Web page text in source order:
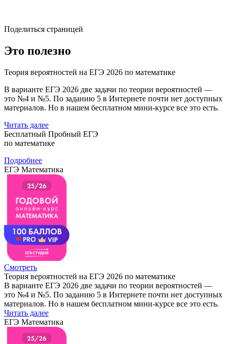
Поделиться страницей
Это полезно
Теория вероятностей на ЕГЭ 2026 по математике
В варианте ЕГЭ 2026 две задачи по теории вероятностей —
это №4 и №5. По заданию 5 в Интернете почти нет доступных
материалов. Но в нашем бесплатном мини-курсе все это есть.
Читать далее
Бесплатный Пробный ЕГЭ
по математике
Подробнее
ЕГЭ Математика
Смотреть
Теория вероятностей на ЕГЭ 2026 по математике
В варианте ЕГЭ 2026 две задачи по теории вероятностей —
это №4 и №5. По заданию 5 в Интернете почти нет доступных
материалов. Но в нашем бесплатном мини-курсе все это есть.
Читать далее
ЕГЭ Математика